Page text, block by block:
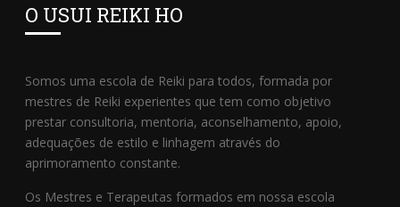
O USUI REIKI HO
Somos uma escola de Reiki para todos, formada por
mestres de Reiki experientes que tem como objetivo
prestar consultoria, mentoria, aconselhamento, apoio,
adequações de estilo e linhagem através do
aprimoramento constante.
Os Mestres e Terapeutas formados em nossa escola